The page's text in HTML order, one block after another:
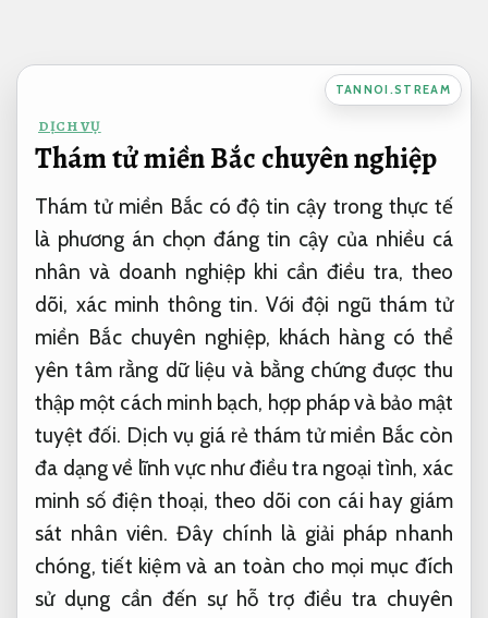
nội
TANNOI.STREAM
DỊCH VỤ
Thám tử miền Bắc chuyên nghiệp
Thám tử miền Bắc có độ tin cậy trong thực tế
là phương án chọn đáng tin cậy của nhiều cá
nhân và doanh nghiệp khi cần điều tra, theo
dõi, xác minh thông tin. Với đội ngũ thám tử
miền Bắc chuyên nghiệp, khách hàng có thể
yên tâm rằng dữ liệu và bằng chứng được thu
thập một cách minh bạch, hợp pháp và bảo mật
tuyệt đối. Dịch vụ giá rẻ thám tử miền Bắc còn
đa dạng về lĩnh vực như điều tra ngoại tình, xác
minh số điện thoại, theo dõi con cái hay giám
sát nhân viên. Đây chính là giải pháp nhanh
chóng, tiết kiệm và an toàn cho mọi mục đích
sử dụng cần đến sự hỗ trợ điều tra chuyên